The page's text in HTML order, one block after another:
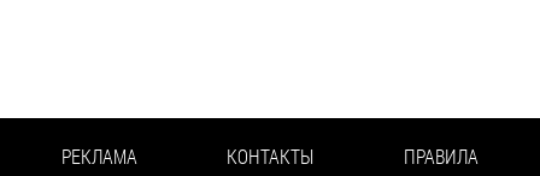
РЕКЛАМА КОНТАКТЫ ПРАВИЛА